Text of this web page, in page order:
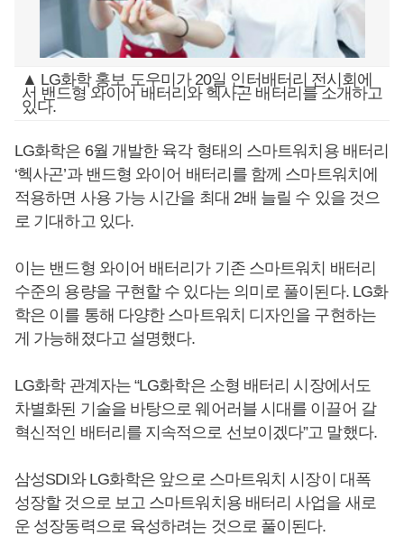
▲ LG화학 홍보 도우미가 20일 인터배터리 전시회에
서 밴드형 와이어 배터리와 헥사곤 배터리를 소개하고
있다.
LG화학은 6월 개발한 육각 형태의 스마트워치용 배터리
‘헥사곤’과 밴드형 와이어 배터리를 함께 스마트워치에
적용하면 사용 가능 시간을 최대 2배 늘릴 수 있을 것으
로 기대하고 있다.
이는 밴드형 와이어 배터리가 기존 스마트워치 배터리
수준의 용량을 구현할 수 있다는 의미로 풀이된다. LG화
학은 이를 통해 다양한 스마트워치 디자인을 구현하는
게 가능해졌다고 설명했다.
LG화학 관계자는 “LG화학은 소형 배터리 시장에서도
차별화된 기술을 바탕으로 웨어러블 시대를 이끌어 갈
혁신적인 배터리를 지속적으로 선보이겠다”고 말했다.
삼성SDI와 LG화학은 앞으로 스마트워치 시장이 대폭
성장할 것으로 보고 스마트워치용 배터리 사업을 새로
운 성장동력으로 육성하려는 것으로 풀이된다.